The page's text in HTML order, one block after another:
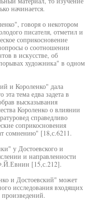
начинается.
говоря о некотором
писателя, отметил и
соприкосновение
о соотношении
в искусстве, об
художника" в одном
и Короленко" дала
тема едва задета в
высказывания
Короленко о влиянии
справедливо
соприкосновения
сомнению" [18,с.6211.
у Достоевского и
и направленности
Ф.Й.Евнин [15,с.212].
и Достоевский" может
исследования входящих
произведений.